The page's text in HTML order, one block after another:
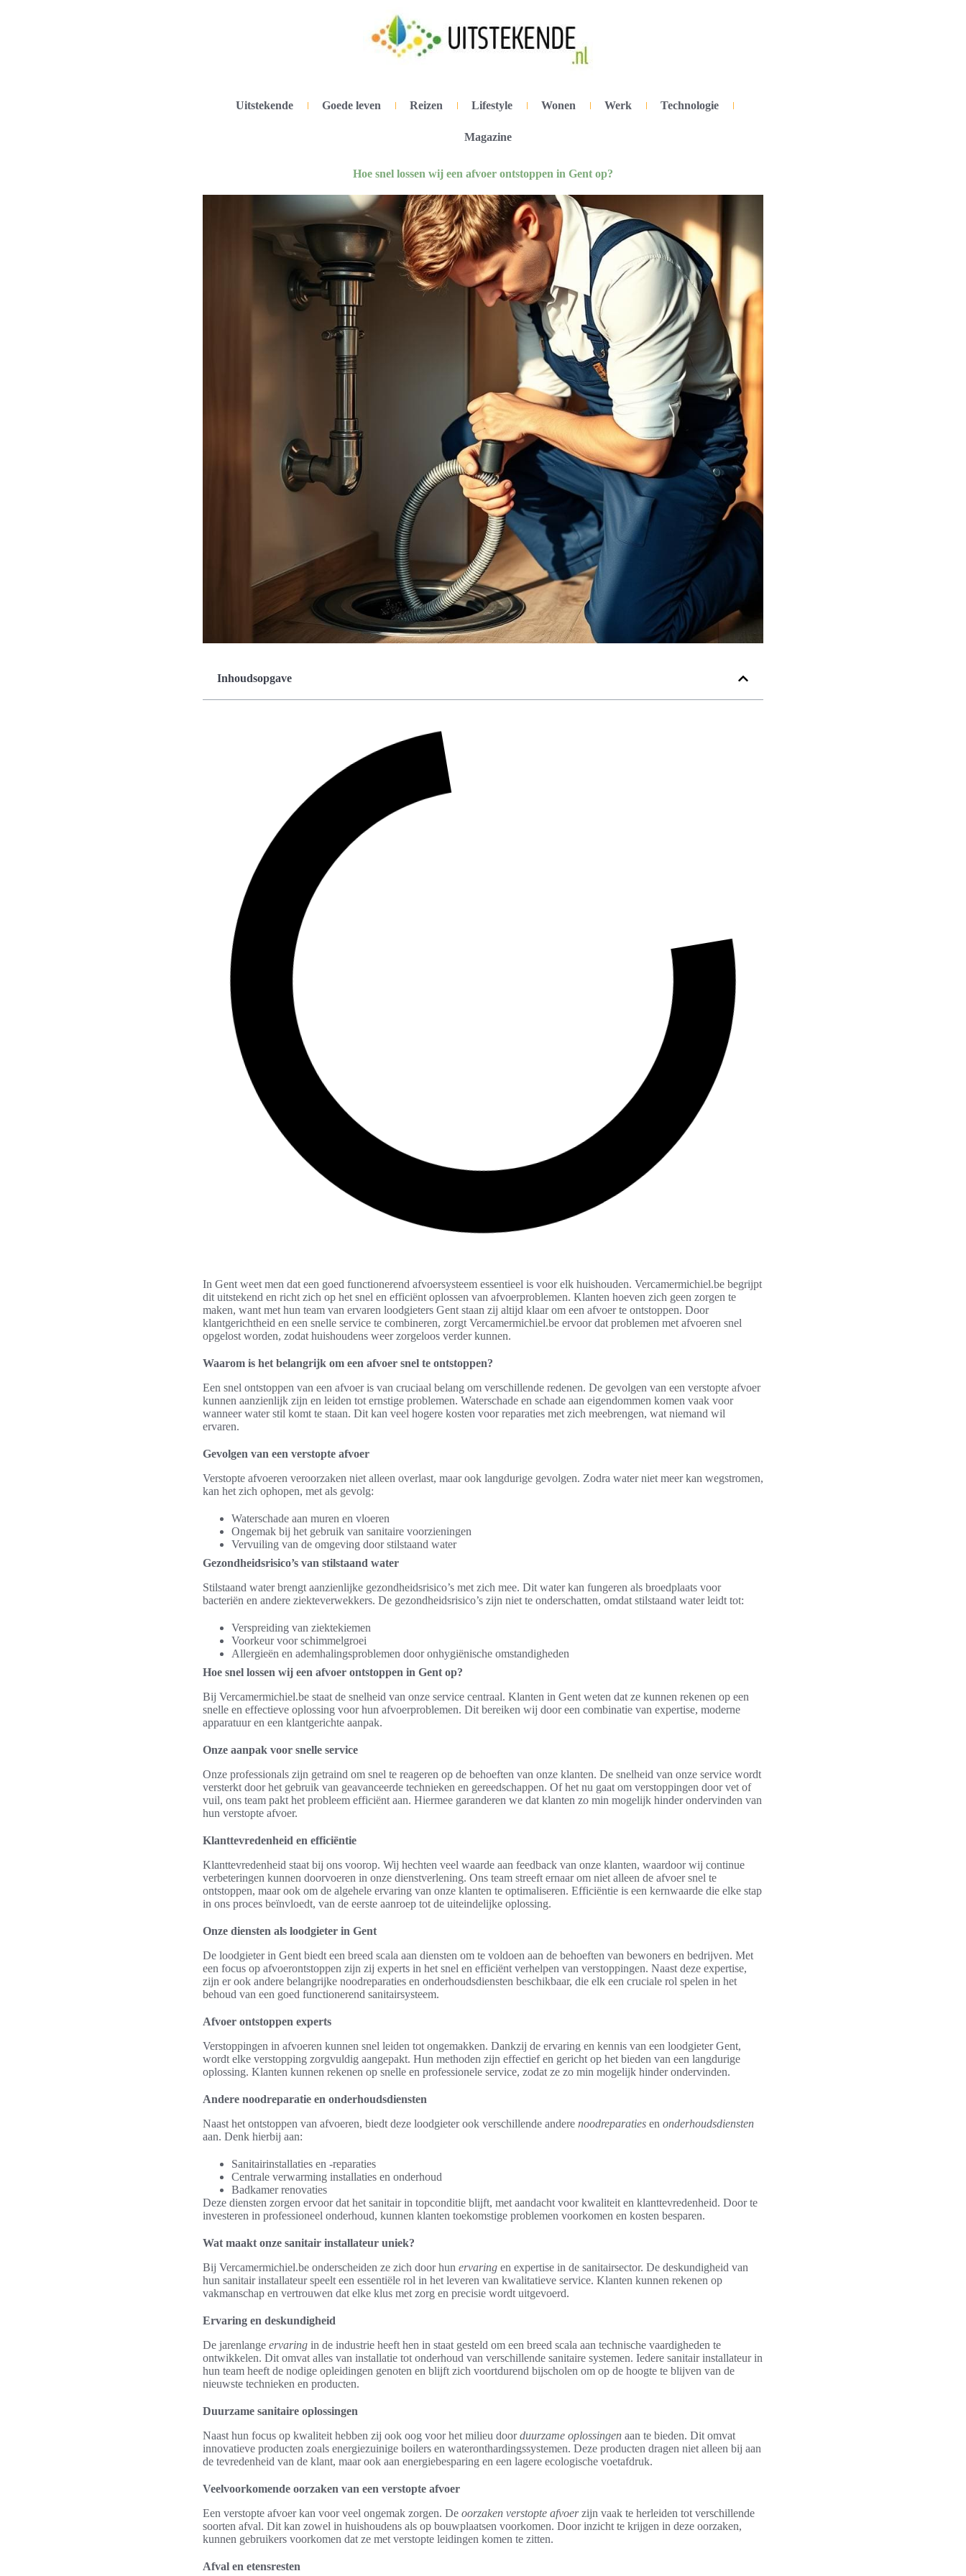
Uitstekende Goede leven Reizen Lifestyle Wonen Werk Technologie
Magazine
Hoe snel lossen wij een afvoer ontstoppen in Gent op?
Inhoudsopgave
In Gent weet men dat een goed functionerend afvoersysteem essentieel is voor elk huishouden. Vercamermichiel.be begrijpt
dit uitstekend en richt zich op het snel en efficiënt oplossen van afvoerproblemen. Klanten hoeven zich geen zorgen te
maken, want met hun team van ervaren loodgieters Gent staan zij altijd klaar om een afvoer te ontstoppen. Door
klantgerichtheid en een snelle service te combineren, zorgt Vercamermichiel.be ervoor dat problemen met afvoeren snel
opgelost worden, zodat huishoudens weer zorgeloos verder kunnen.
Waarom is het belangrijk om een afvoer snel te ontstoppen?
Een snel ontstoppen van een afvoer is van cruciaal belang om verschillende redenen. De gevolgen van een verstopte afvoer
kunnen aanzienlijk zijn en leiden tot ernstige problemen. Waterschade en schade aan eigendommen komen vaak voor
wanneer water stil komt te staan. Dit kan veel hogere kosten voor reparaties met zich meebrengen, wat niemand wil
ervaren.
Gevolgen van een verstopte afvoer
Verstopte afvoeren veroorzaken niet alleen overlast, maar ook langdurige gevolgen. Zodra water niet meer kan wegstromen,
kan het zich ophopen, met als gevolg:
Waterschade aan muren en vloeren
Ongemak bij het gebruik van sanitaire voorzieningen
Vervuiling van de omgeving door stilstaand water
Gezondheidsrisico’s van stilstaand water
Stilstaand water brengt aanzienlijke gezondheidsrisico’s met zich mee. Dit water kan fungeren als broedplaats voor
bacteriën en andere ziekteverwekkers. De gezondheidsrisico’s zijn niet te onderschatten, omdat stilstaand water leidt tot:
Verspreiding van ziektekiemen
Voorkeur voor schimmelgroei
Allergieën en ademhalingsproblemen door onhygiënische omstandigheden
Hoe snel lossen wij een afvoer ontstoppen in Gent op?
Bij Vercamermichiel.be staat de snelheid van onze service centraal. Klanten in Gent weten dat ze kunnen rekenen op een
snelle en effectieve oplossing voor hun afvoerproblemen. Dit bereiken wij door een combinatie van expertise, moderne
apparatuur en een klantgerichte aanpak.
Onze aanpak voor snelle service
Onze professionals zijn getraind om snel te reageren op de behoeften van onze klanten. De snelheid van onze service wordt
versterkt door het gebruik van geavanceerde technieken en gereedschappen. Of het nu gaat om verstoppingen door vet of
vuil, ons team pakt het probleem efficiënt aan. Hiermee garanderen we dat klanten zo min mogelijk hinder ondervinden van
hun verstopte afvoer.
Klanttevredenheid en efficiëntie
Klanttevredenheid staat bij ons voorop. Wij hechten veel waarde aan feedback van onze klanten, waardoor wij continue
verbeteringen kunnen doorvoeren in onze dienstverlening. Ons team streeft ernaar om niet alleen de afvoer snel te
ontstoppen, maar ook om de algehele ervaring van onze klanten te optimaliseren. Efficiëntie is een kernwaarde die elke stap
in ons proces beïnvloedt, van de eerste aanroep tot de uiteindelijke oplossing.
Onze diensten als loodgieter in Gent
De loodgieter in Gent biedt een breed scala aan diensten om te voldoen aan de behoeften van bewoners en bedrijven. Met
een focus op afvoerontstoppen zijn zij experts in het snel en efficiënt verhelpen van verstoppingen. Naast deze expertise,
zijn er ook andere belangrijke noodreparaties en onderhoudsdiensten beschikbaar, die elk een cruciale rol spelen in het
behoud van een goed functionerend sanitairsysteem.
Afvoer ontstoppen experts
Verstoppingen in afvoeren kunnen snel leiden tot ongemakken. Dankzij de ervaring en kennis van een loodgieter Gent,
wordt elke verstopping zorgvuldig aangepakt. Hun methoden zijn effectief en gericht op het bieden van een langdurige
oplossing. Klanten kunnen rekenen op snelle en professionele service, zodat ze zo min mogelijk hinder ondervinden.
Andere noodreparatie en onderhoudsdiensten
Naast het ontstoppen van afvoeren, biedt deze loodgieter ook verschillende andere noodreparaties en onderhoudsdiensten
aan. Denk hierbij aan:
Sanitairinstallaties en -reparaties
Centrale verwarming installaties en onderhoud
Badkamer renovaties
Deze diensten zorgen ervoor dat het sanitair in topconditie blijft, met aandacht voor kwaliteit en klanttevredenheid. Door te
investeren in professioneel onderhoud, kunnen klanten toekomstige problemen voorkomen en kosten besparen.
Wat maakt onze sanitair installateur uniek?
Bij Vercamermichiel.be onderscheiden ze zich door hun ervaring en expertise in de sanitairsector. De deskundigheid van
hun sanitair installateur speelt een essentiële rol in het leveren van kwalitatieve service. Klanten kunnen rekenen op
vakmanschap en vertrouwen dat elke klus met zorg en precisie wordt uitgevoerd.
Ervaring en deskundigheid
De jarenlange ervaring in de industrie heeft hen in staat gesteld om een breed scala aan technische vaardigheden te
ontwikkelen. Dit omvat alles van installatie tot onderhoud van verschillende sanitaire systemen. Iedere sanitair installateur in
hun team heeft de nodige opleidingen genoten en blijft zich voortdurend bijscholen om op de hoogte te blijven van de
nieuwste technieken en producten.
Duurzame sanitaire oplossingen
Naast hun focus op kwaliteit hebben zij ook oog voor het milieu doorduurzame oplossingen aan te bieden. Dit omvat
innovatieve producten zoals energiezuinige boilers en wateronthardingssystemen. Deze producten dragen niet alleen bij aan
de tevredenheid van de klant, maar ook aan energiebesparing en een lagere ecologische voetafdruk.
Veelvoorkomende oorzaken van een verstopte afvoer
Een verstopte afvoer kan voor veel ongemak zorgen. De oorzaken verstopte afvoerzijn vaak te herleiden tot verschillende
soorten afval. Dit kan zowel in huishoudens als op bouwplaatsen voorkomen. Door inzicht te krijgen in deze oorzaken,
kunnen gebruikers voorkomen dat ze met verstopte leidingen komen te zitten.
Afval en etensresten